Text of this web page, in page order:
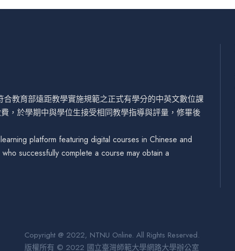
教育部遠距教學實施規範之正式有學分的中英文數位課
，於學期中與學位生接受相同教學指導與評量，修畢後
platform featuring digital courses in Chinese and
successfully complete a course may obtain a
Copyright @ 2022, NTNU Online. All Rights Reserved.
版權所有 © 2022 國立臺灣師範大學網路大學辦公室